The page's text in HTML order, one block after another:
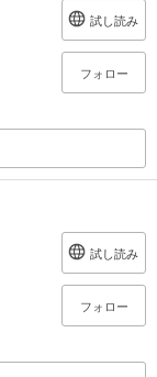
試し読み
フォロー
試し読み
フォロー